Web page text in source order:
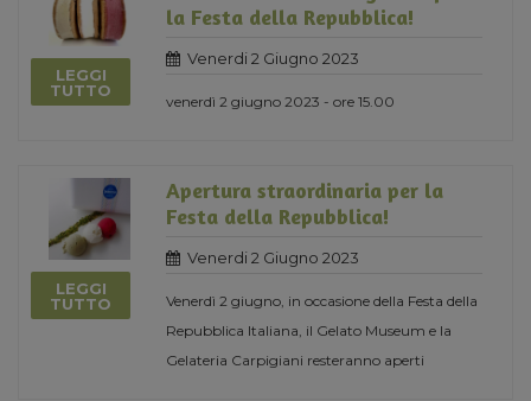
LEGGI
TUTTO
la Festa della Repubblica!
Venerdi 2 Giugno 2023
venerdì 2 giugno 2023 - ore 15.00
LEGGI
TUTTO
Apertura straordinaria per la
Festa della Repubblica!
Venerdi 2 Giugno 2023
Venerdì 2 giugno, in occasione della Festa della
Repubblica Italiana, il Gelato Museum e la
Gelateria Carpigiani resteranno aperti